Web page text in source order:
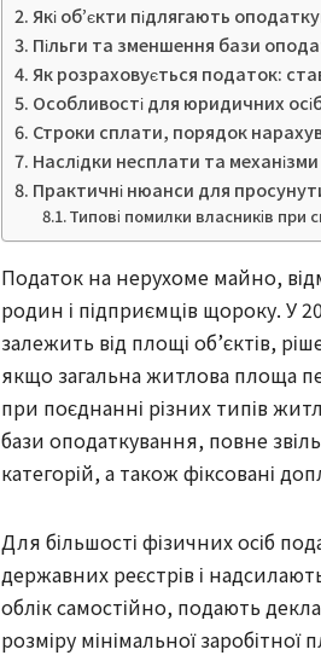
Які об’єкти підлягають
Пільги та зменшення бази
Як розраховується податок:
Особливості для юридичних
Строки сплати, порядок
Наслідки несплати та
Практичні нюанси для
Типові помилки власників при
Податок на нерухоме майно,
родин і підприємців щороку. У
залежить від площі об’єктів,
якщо загальна житлова площа
при поєднанні різних типів
бази оподаткування, повне
категорій, а також фіксовані
Для більшості фізичних осіб
державних реєстрів і
облік самостійно, подають
розміру мінімальної